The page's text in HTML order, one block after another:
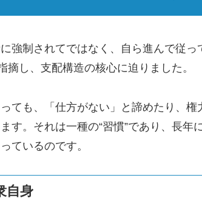
強制されてではなく、自ら進んで従っ
し、支配構造の核心に迫りました。
ても、「仕方がない」と諦めたり、権
す。それは一種の“習慣”であり、長年
ているのです。
自身